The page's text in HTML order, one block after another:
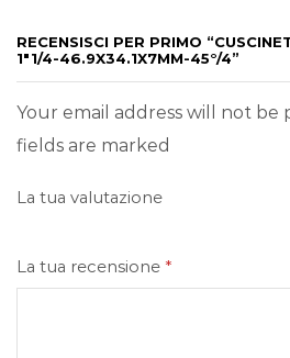
RECENSISCI PER PRIMO
1″1/4-46.9X34.1X7MM-45°/4”
Your email address will not be
fields are marked
La tua valutazione
La tua recensione *